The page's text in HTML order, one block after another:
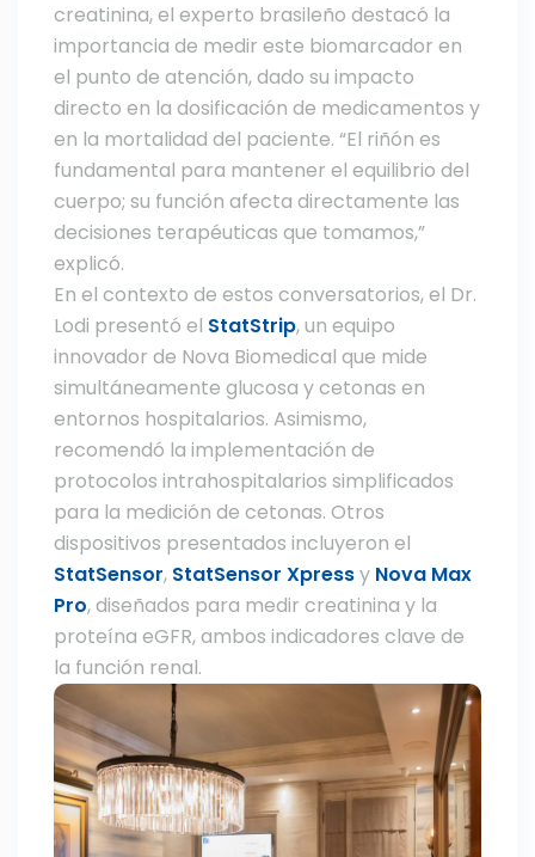
creatinina, el experto brasileño destacó la
importancia de medir este biomarcador en
el punto de atención, dado su impacto
directo en la dosificación de medicamentos y
en la mortalidad del paciente. “El riñón es
fundamental para mantener el equilibrio del
cuerpo; su función afecta directamente las
decisiones terapéuticas que tomamos,”
explicó.
En el contexto de estos conversatorios, el Dr.
Lodi presentó el StatStrip, un equipo
innovador de Nova Biomedical que mide
simultáneamente glucosa y cetonas en
entornos hospitalarios. Asimismo,
recomendó la implementación de
protocolos intrahospitalarios simplificados
para la medición de cetonas. Otros
dispositivos presentados incluyeron el
StatSensor, StatSensor Xpressy Nova Max
Pro, diseñados para medir creatinina y la
proteína eGFR, ambos indicadores clave de
la función renal.